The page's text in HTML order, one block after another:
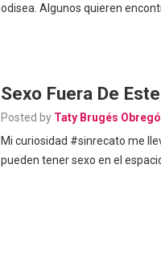
odisea. Algunos quieren
Sexo Fuera De
Posted by Taty Brugés
Mi curiosidad #sinrecato me
pueden tener sexo en el